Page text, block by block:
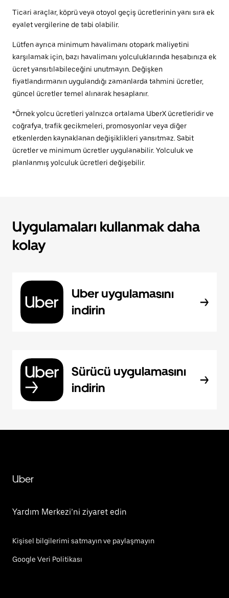
Ticari araçlar, köprü veya otoyol geçiş ücretlerinin yanı sıra ek
eyalet vergilerine de tabi olabilir.
Lütfen ayrıca minimum havalimanı otopark maliyetini
karşılamak için, bazı havalimanı yolculuklarında hesabınıza ek
ücret yansıtılabileceğini unutmayın. Değişken
fiyatlandırmanın uygulandığı zamanlarda tahmini ücretler,
güncel ücretler temel alınarak hesaplanır.
*Örnek yolcu ücretleri yalnızca ortalama UberX ücretleridir ve
coğrafya, trafik gecikmeleri, promosyonlar veya diğer
etkenlerden kaynaklanan değişiklikleri yansıtmaz. Sabit
ücretler ve minimum ücretler uygulanabilir. Yolculuk ve
planlanmış yolculuk ücretleri değişebilir.
Uygulamaları kullanmak daha
kolay
Uber uygulamasını
indirin
Sürücü uygulamasını
indirin
Uber
Yardım Merkezi’ni ziyaret edin
Kişisel bilgilerimi satmayın ve paylaşmayın
Google Veri Politikası